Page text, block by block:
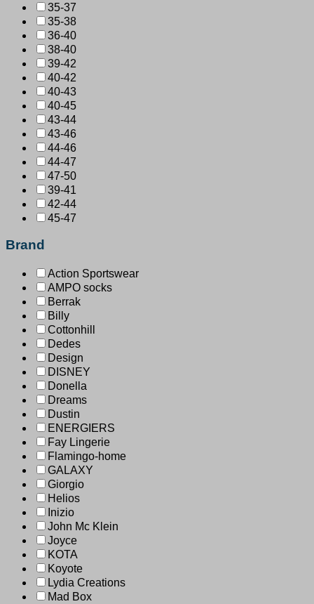
35-37
35-38
36-40
38-40
39-42
40-42
40-43
40-45
43-44
43-46
44-46
44-47
47-50
39-41
42-44
45-47
Brand
Action Sportswear
AMPO socks
Berrak
Billy
Cottonhill
Dedes
Design
DISNEY
Donella
Dreams
Dustin
ENERGIERS
Fay Lingerie
Flamingo-home
GALAXY
Giorgio
Helios
Inizio
John Mc Klein
Joyce
KOTA
Koyote
Lydia Creations
Mad Box